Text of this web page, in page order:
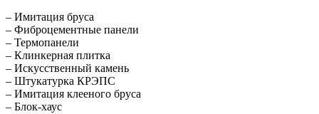
– Имитация бруса
– Фиброцементные панели
– Термопанели
– Клинкерная плитка
– Искусственный камень
– Штукатурка КРЭПС
– Имитация клееного бруса
– Блок-хаус